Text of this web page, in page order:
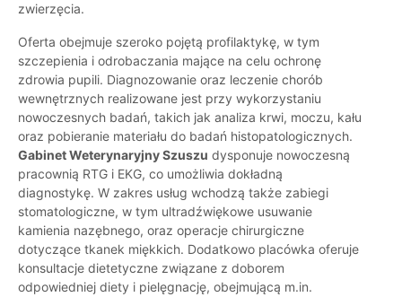
zwierzęcia.
Oferta obejmuje szeroko pojętą profilaktykę, w tym
szczepienia i odrobaczania mające na celu ochronę
zdrowia pupili. Diagnozowanie oraz leczenie chorób
wewnętrznych realizowane jest przy wykorzystaniu
nowoczesnych badań, takich jak analiza krwi, moczu, kału
oraz pobieranie materiału do badań histopatologicznych.
Gabinet Weterynaryjny Szuszu dysponuje nowoczesną
pracownią RTG i EKG, co umożliwia dokładną
diagnostykę. W zakres usług wchodzą także zabiegi
stomatologiczne, w tym ultradźwiękowe usuwanie
kamienia nazębnego, oraz operacje chirurgiczne
dotyczące tkanek miękkich. Dodatkowo placówka oferuje
konsultacje dietetyczne związane z doborem
odpowiedniej diety i pielęgnację, obejmującą m.in.